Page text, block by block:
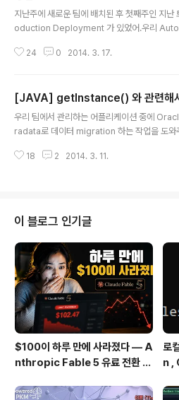
건 다른 문서를 복사해서 붙여넣기 하지 말자. 여
든 문서가 여러분의 프로젝트에 진정 도움이 되
여러 프로세스를 만드는데 좋은 기초가 되어야
는 str..
지난주에 새로운 팀에 배치된 후 첫째주인 지난
oduction Deployment 가 있었어.우리
일했거든... 조금 전에 회사 이메일 보니까 그 이
Deployment weekend everyone!! 이라는
을 보낸 걸로 봐서 바로 조금 전에 모든 일이 완
나는 당연히 이 팀에 온지 1주일도 안 됐으니 대
휴가인데 휴가 들어가는 토요일 사무실에 출근해
24 0 2014. 3. 17.
[JAVA] getInstance() 와 관련해
우리 팀에서 관리하는 어플리케이션 중에
radata로 데이터 migration 하는 작업을 도와
두 데이터를 비교해 주는 어플리케이션 인데요.
요. 담당자는 singleton을 이용하더라구요. 해당
갖고 있는 custom 객체가 Singleton 패턴으로
더라구요. 저는 custom 객체 선언 부분은 안
는 부분에서만 찾으려고 하다가 헤맸는데 인도에
당자는 깔끔하게 처리했더라구요. 오늘 한가지
다. ^^cu..
18 2 2014. 3. 11.
이 블로그 인기글
$100이 하루 만에 사라졌다 — A
nthropic Fable 5 유료 전환 사
로
n ,